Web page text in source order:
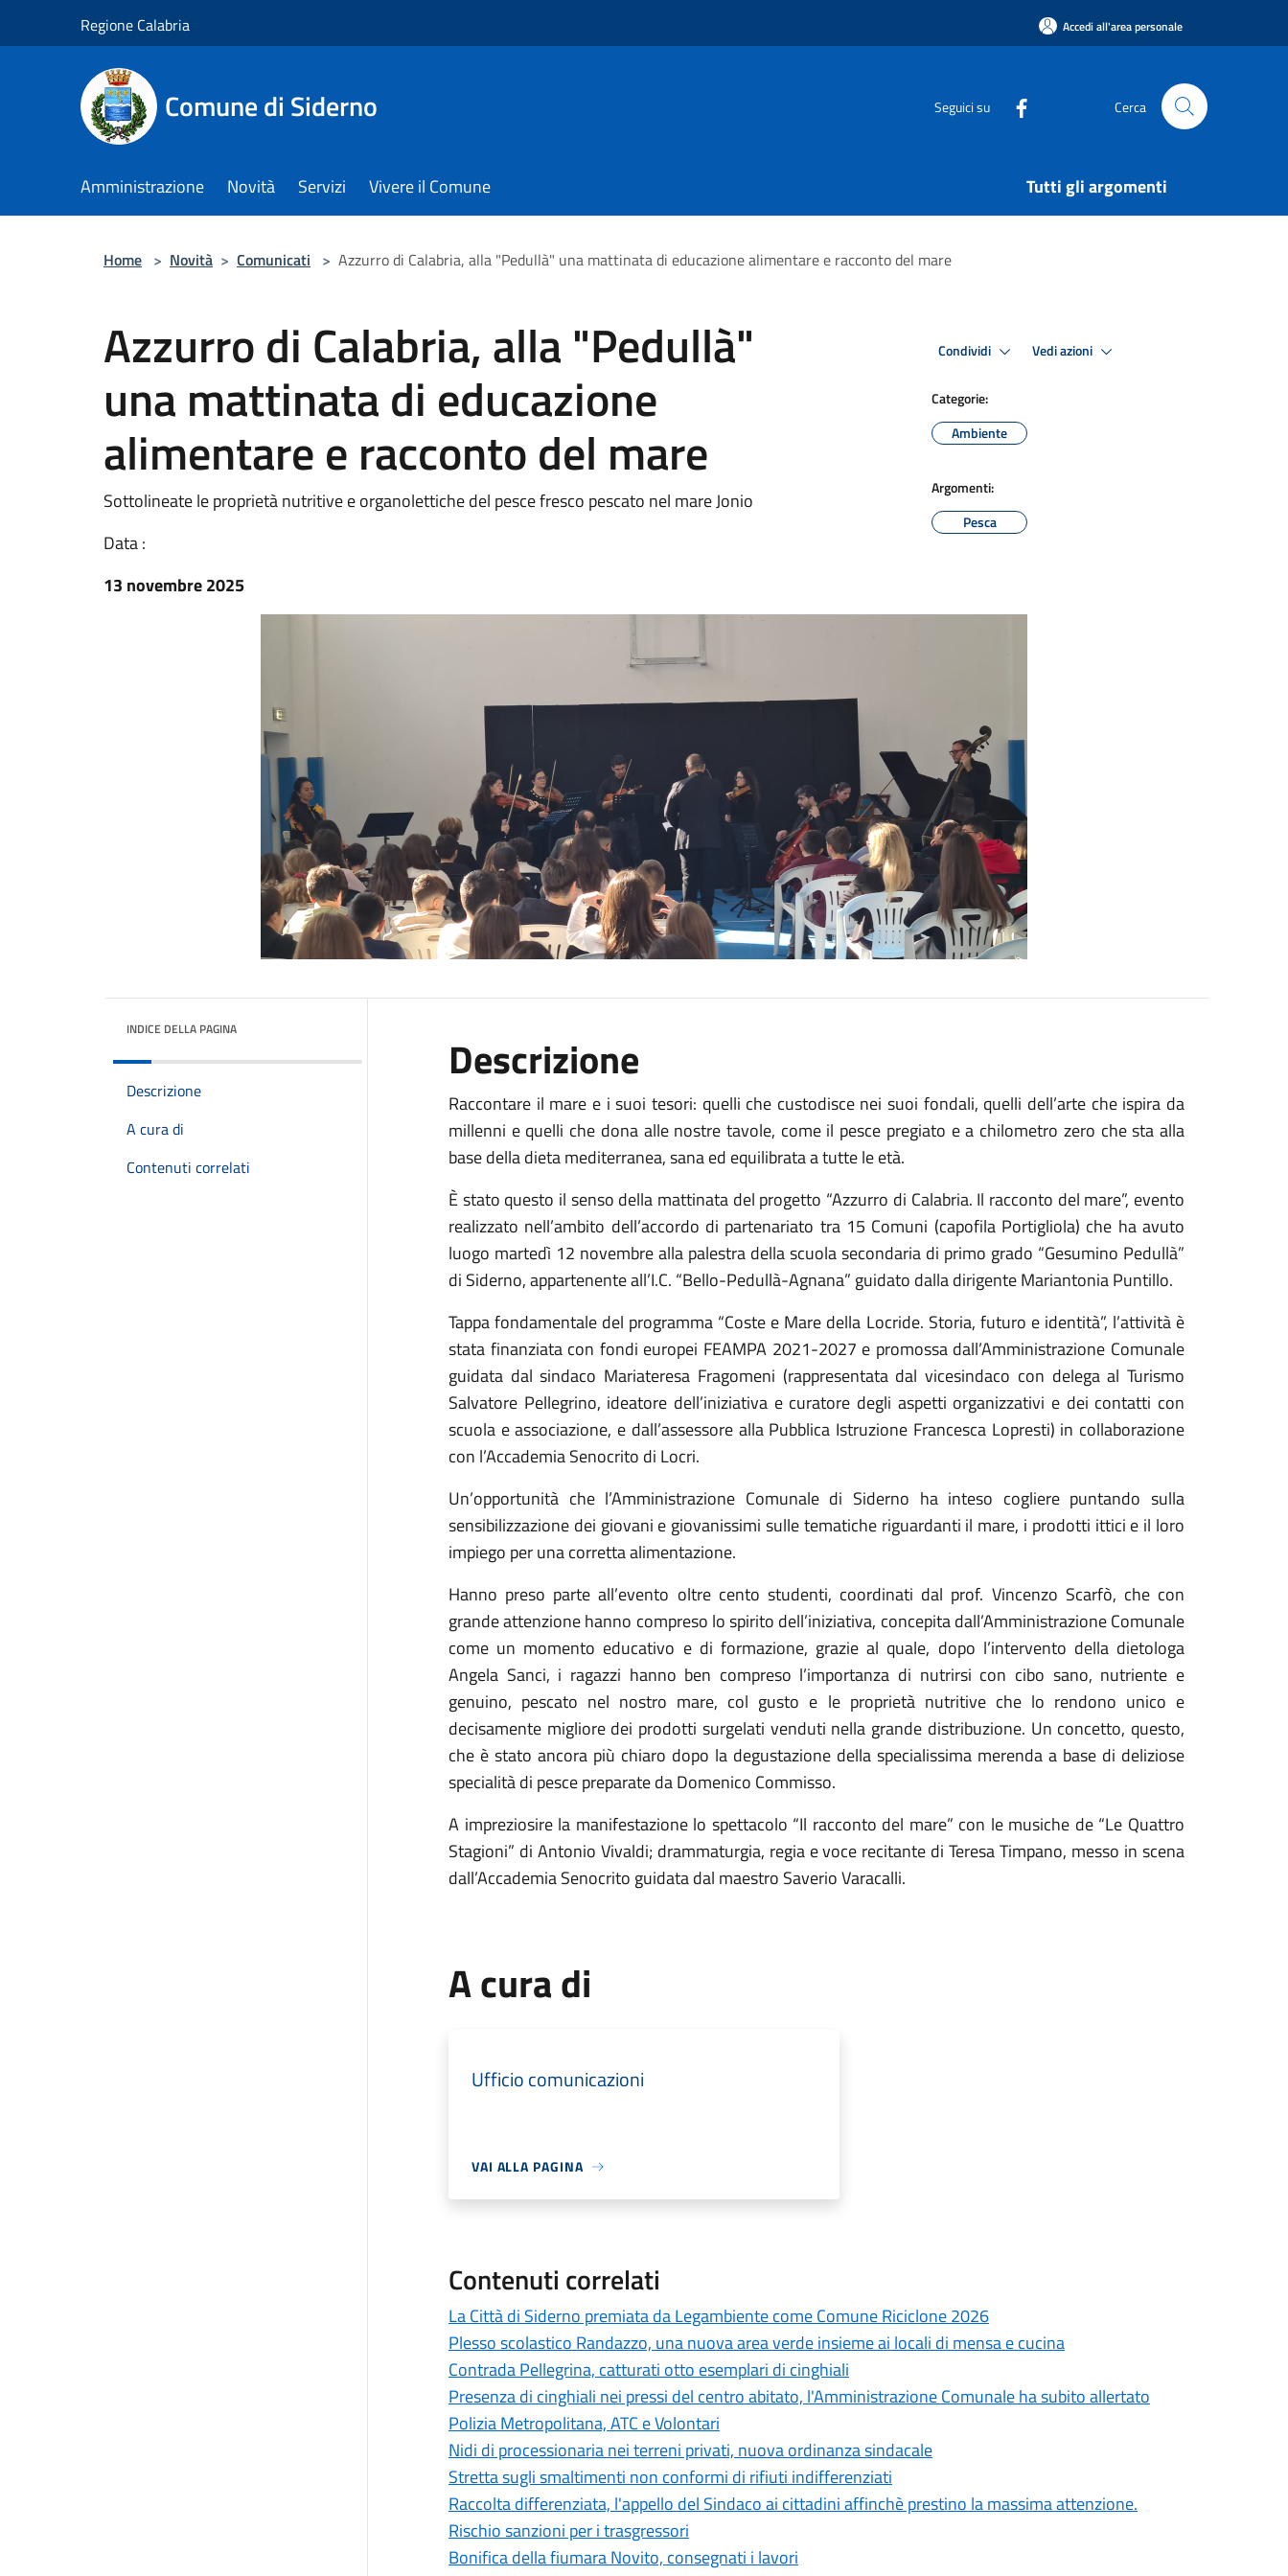
Regione Calabria Accedi all'area personale
Comune di Siderno Seguici su Cerca
Amministrazione Novità Servizi Vivere il Comune Tutti gli argomenti
Home > Novità > Comunicati > Azzurro di Calabria, alla "Pedullà" una mattinata di educazione alimentare e racconto del mare
Azzurro di Calabria, alla "Pedullà"
una mattinata di educazione
alimentare e racconto del mare
Sottolineate le proprietà nutritive e organolettiche del pesce fresco pescato nel mare Jonio
Data :
13 novembre 2025
Condividi Vedi azioni
Categorie:
Ambiente
Argomenti:
Pesca
INDICE DELLA PAGINA
Descrizione
A cura di
Contenuti correlati
Descrizione
Raccontare il mare e i suoi tesori: quelli che custodisce nei suoi fondali, quelli dell’arte che ispira da
millenni e quelli che dona alle nostre tavole, come il pesce pregiato e a chilometro zero che sta alla
base della dieta mediterranea, sana ed equilibrata a tutte le età.
È stato questo il senso della mattinata del progetto “Azzurro di Calabria. Il racconto del mare”, evento
realizzato nell’ambito dell’accordo di partenariato tra 15 Comuni (capofila Portigliola) che ha avuto
luogo martedì 12 novembre alla palestra della scuola secondaria di primo grado “Gesumino Pedullà”
di Siderno, appartenente all’I.C. “Bello-Pedullà-Agnana” guidato dalla dirigente Mariantonia Puntillo.
Tappa fondamentale del programma “Coste e Mare della Locride. Storia, futuro e identità”, l’attività è
stata finanziata con fondi europei FEAMPA 2021-2027 e promossa dall’Amministrazione Comunale
guidata dal sindaco Mariateresa Fragomeni (rappresentata dal vicesindaco con delega al Turismo
Salvatore Pellegrino, ideatore dell’iniziativa e curatore degli aspetti organizzativi e dei contatti con
scuola e associazione, e dall’assessore alla Pubblica Istruzione Francesca Lopresti) in collaborazione
con l’Accademia Senocrito di Locri.
Un’opportunità che l’Amministrazione Comunale di Siderno ha inteso cogliere puntando sulla
sensibilizzazione dei giovani e giovanissimi sulle tematiche riguardanti il mare, i prodotti ittici e il loro
impiego per una corretta alimentazione.
Hanno preso parte all’evento oltre cento studenti, coordinati dal prof. Vincenzo Scarfò, che con
grande attenzione hanno compreso lo spirito dell’iniziativa, concepita dall’Amministrazione Comunale
come un momento educativo e di formazione, grazie al quale, dopo l’intervento della dietologa
Angela Sanci, i ragazzi hanno ben compreso l’importanza di nutrirsi con cibo sano, nutriente e
genuino, pescato nel nostro mare, col gusto e le proprietà nutritive che lo rendono unico e
decisamente migliore dei prodotti surgelati venduti nella grande distribuzione. Un concetto, questo,
che è stato ancora più chiaro dopo la degustazione della specialissima merenda a base di deliziose
specialità di pesce preparate da Domenico Commisso.
A impreziosire la manifestazione lo spettacolo “Il racconto del mare” con le musiche de “Le Quattro
Stagioni” di Antonio Vivaldi; drammaturgia, regia e voce recitante di Teresa Timpano, messo in scena
dall’Accademia Senocrito guidata dal maestro Saverio Varacalli.
A cura di
Ufficio comunicazioni
VAI ALLA PAGINA
Contenuti correlati
La Città di Siderno premiata da Legambiente come Comune Riciclone 2026
Plesso scolastico Randazzo, una nuova area verde insieme ai locali di mensa e cucina
Contrada Pellegrina, catturati otto esemplari di cinghiali
Presenza di cinghiali nei pressi del centro abitato, l'Amministrazione Comunale ha subito allertato
Polizia Metropolitana, ATC e Volontari
Nidi di processionaria nei terreni privati, nuova ordinanza sindacale
Stretta sugli smaltimenti non conformi di rifiuti indifferenziati
Raccolta differenziata, l'appello del Sindaco ai cittadini affinchè prestino la massima attenzione.
Rischio sanzioni per i trasgressori
Bonifica della fiumara Novito, consegnati i lavori